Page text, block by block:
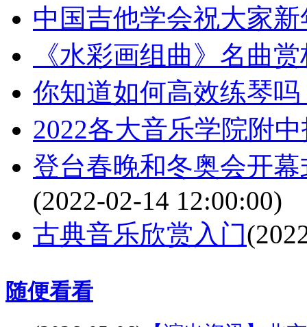
中国吉他学会祝大家
《水彩画组曲》名曲
你知道如何高效练琴吗
2022各大音乐学院附
登台春晚和冬奥会开
(2022-02-14 12:00:00)
古典音乐欣赏入门
随便看看